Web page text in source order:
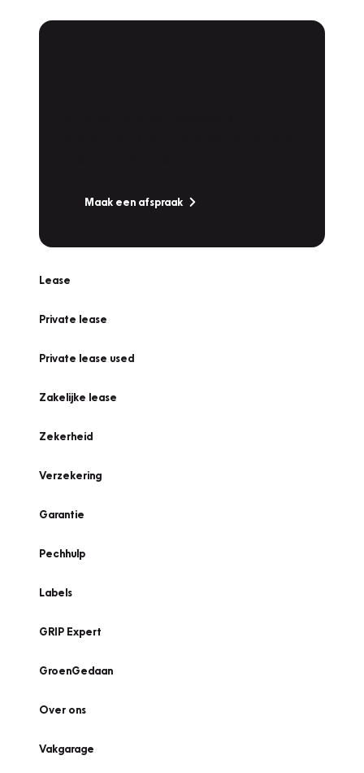
Maak een afspraak
Lease
Private lease
Private lease used
Zakelijke lease
Zekerheid
Verzekering
Garantie
Pechhulp
Labels
GRIP Expert
GroenGedaan
Over ons
Vakgarage